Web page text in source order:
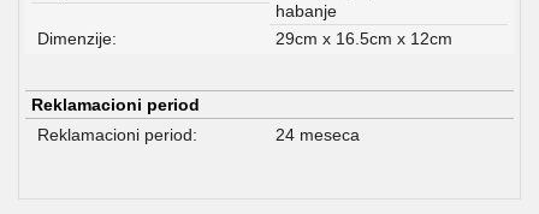
habanje
Dimenzije:
29cm x 16.5cm x 12cm
Reklamacioni period
Reklamacioni period:
24 meseca